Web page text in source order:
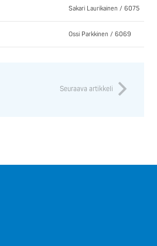
Sakari Laurikainen / 6075
Ossi Parkkinen / 6069
Seuraava artikkeli